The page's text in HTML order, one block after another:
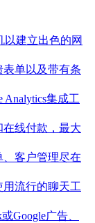
以建立出色的网
单以及带有条
Analytics集成工
线付款，最大
客户管理尽在
用流行的聊天工
Google广告、